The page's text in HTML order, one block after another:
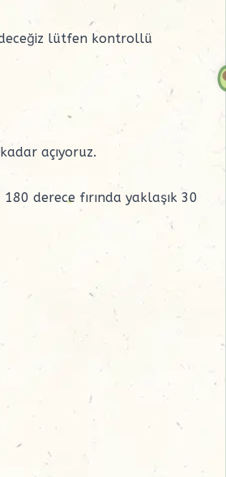
lütfen kontrollü
açıyoruz.
derece fırında yaklaşık 30